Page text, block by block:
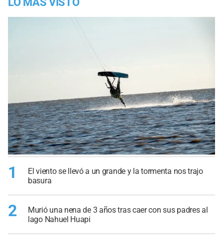
1
El viento se llevó a un grande y la tormenta nos trajo
basura
2
Murió una nena de 3 años tras caer con sus padres al
lago Nahuel Huapi